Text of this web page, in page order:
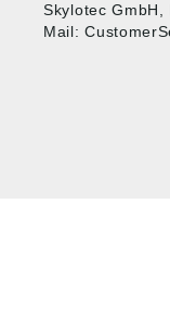
Skylotec
Mail: